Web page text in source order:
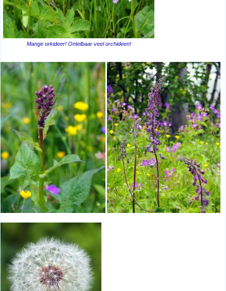
Mange orkideer! Ontelbaar veel orchideen!